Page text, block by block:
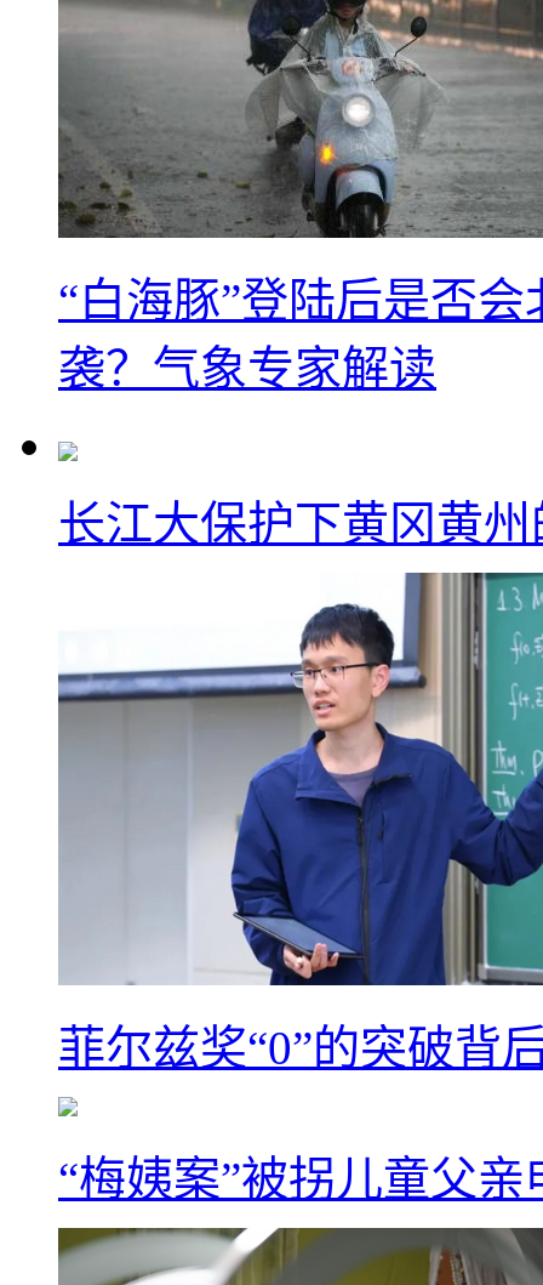
“白海豚”登陆后是否
袭？气象专家解读
长江大保护下黄冈黄
菲尔兹奖“0”的突破背
“梅姨案”被拐儿童父